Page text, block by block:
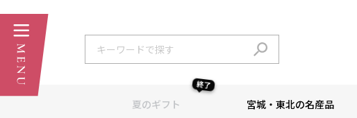
夏のギフト
終了
宮城・東北の名産品